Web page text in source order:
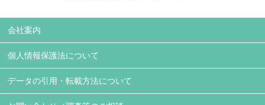
会社案内
個人情報保護法について
データの引用・転載方法について